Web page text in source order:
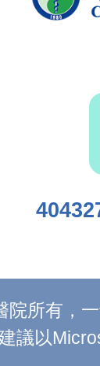
所有，
議以